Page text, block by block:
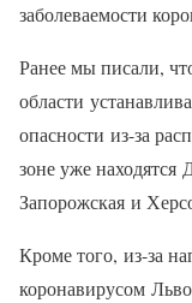
заболеваемости
Ранее мы писали,
области
опасности из-за
зоне уже находятся
Запорожская и
Кроме того, из-за
коронавирусом